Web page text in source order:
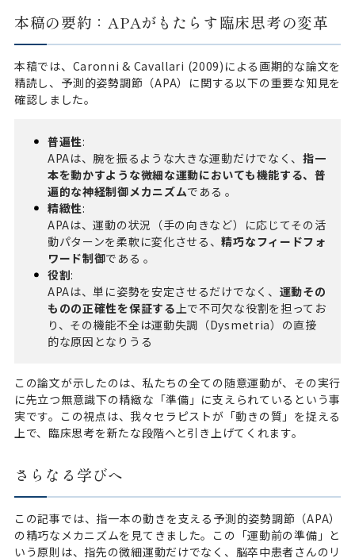
本稿の要約：APAがもたらす臨床思考の変革
本稿では、Caronni & Cavallari (2009)による画期的な論文を
精読し、予測的姿勢調節（APA）に関する以下の重要な知見を
確認しました。
普遍性:
APAは、腕を振るような大きな運動だけでなく、指一
本を動かすような微細な運動においても機能する、普
遍的な神経制御メカニズムである 。
精緻性:
APAは、運動の状況（手の向きなど）に応じてその活
動パターンを柔軟に変化させる、精巧なフィードフォ
ワード制御である 。
役割:
APAは、単に姿勢を安定させるだけでなく、 運動その
ものの正確性を保証する 上で不可欠な役割を担ってお
り、その機能不全は運動失調（Dysmetria）の直接
的な原因となりうる
この論文が示したのは、私たちの全ての随意運動が、その実行
に先立つ無意識下の精緻な「準備」に支えられているという事
実です。この視点は、我々セラピストが「動きの質」を捉える
上で、臨床思考を新たな段階へと引き上げてくれます。
さらなる学びへ
この記事では、指一本の動きを支える予測的姿勢調節（APA）
の精巧なメカニズムを見てきました。この「運動前の準備」と
いう原則は、指先の微細運動だけでなく、脳卒中患者さんのリ